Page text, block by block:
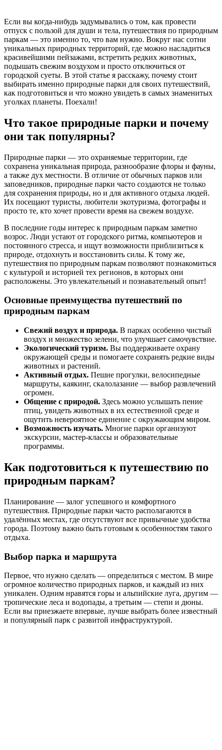
Если вы когда-нибудь задумывались о том, как провести
отпуск с пользой для души и тела, путешествия по природным
паркам — это именно то, что вам нужно. Вокруг нас сотни
уникальных природных территорий, где можно насладиться
красивейшими пейзажами, встретить редких животных,
подышать свежим воздухом и просто отключиться от
городской суеты. В этой статье я расскажу, почему стоит
выбирать именно природные парки для своих путешествий,
как подготовиться и что можно увидеть в самых знаменитых
уголках планеты. Поехали!
Что такое природные парки и почему
они так популярны?
Природные парки — это охраняемые территории, где
сохранена уникальная природа, разнообразие флоры и фауны,
а также дух местности. В отличие от обычных парков или
заповедников, природные парки часто создаются не только
для сохранения природы, но и для активного отдыха людей.
Их посещают туристы, любители экотуризма, фотографы и
просто те, кто хочет провести время на свежем воздухе.
В последние годы интерес к природным паркам заметно
возрос. Люди устают от городского ритма, компьютеров и
постоянного стресса, и ищут возможности приблизиться к
природе, отдохнуть и восстановить силы. К тому же,
путешествия по природным паркам позволяют познакомиться
с культурой и историей тех регионов, в которых они
расположены. Это увлекательный и познавательный опыт!
Основные преимущества путешествий по
природным паркам
Свежий воздух и природа. В парках особенно чистый
воздух и множество зелени, что улучшает самочувствие.
Экологический туризм. Вы поддерживаете охрану
окружающей среды и помогаете сохранять редкие виды
животных и растений.
Активный отдых. Пешие прогулки, велосипедные
маршруты, каякинг, скалолазание — выбор развлечений
огромен.
Общение с природой. Здесь можно услышать пение
птиц, увидеть животных в их естественной среде и
ощутить невероятное единение с окружающим миром.
Возможность изучать. Многие парки организуют
экскурсии, мастер-классы и образовательные
программы.
Как подготовиться к путешествию по
природным паркам?
Планирование — залог успешного и комфортного
путешествия. Природные парки часто располагаются в
удалённых местах, где отсутствуют все привычные удобства
города. Поэтому важно быть готовым к особенностям такого
отдыха.
Выбор парка и маршрута
Первое, что нужно сделать — определиться с местом. В мире
огромное количество природных парков, и каждый из них
уникален. Одним нравятся горы и альпийские луга, другим —
тропические леса и водопады, а третьим — степи и дюны.
Если вы приезжаете впервые, лучше выбрать более известный
и популярный парк с развитой инфраструктурой.